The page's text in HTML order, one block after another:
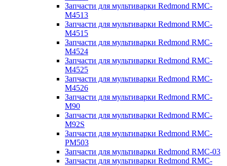
Запчасти для мультиварки Redmond RMC-
M4513
Запчасти для мультиварки Redmond RMC-
M4515
Запчасти для мультиварки Redmond RMC-
M4524
Запчасти для мультиварки Redmond RMC-
M4525
Запчасти для мультиварки Redmond RMC-
M4526
Запчасти для мультиварки Redmond RMC-
M90
Запчасти для мультиварки Redmond RMC-
M92S
Запчасти для мультиварки Redmond RMC-
PM503
Запчасти для мультиварки Redmond RMC-03
Запчасти для мультиварки Redmond RMC-